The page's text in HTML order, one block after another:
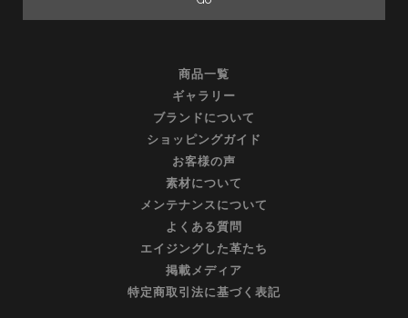
商品一覧
ギャラリー
ブランドについて
ショッピングガイド
お客様の声
素材について
メンテナンスについて
よくある質問
エイジングした革たち
掲載メディア
特定商取引法に基づく表記